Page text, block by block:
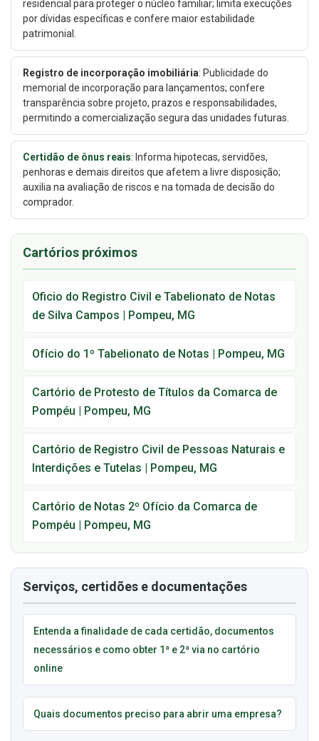
residencial para proteger o núcleo familiar; limita execuções
por dívidas específicas e confere maior estabilidade
patrimonial.
Registro de incorporação imobiliária: Publicidade do
memorial de incorporação para lançamentos; confere
transparência sobre projeto, prazos e responsabilidades,
permitindo a comercialização segura das unidades futuras.
Certidão de ônus reais: Informa hipotecas, servidões,
penhoras e demais direitos que afetem a livre disposição;
auxilia na avaliação de riscos e na tomada de decisão do
comprador.
Cartórios próximos
Oficio do Registro Civil e Tabelionato de Notas
de Silva Campos | Pompeu, MG
Ofício do 1º Tabelionato de Notas | Pompeu, MG
Cartório de Protesto de Títulos da Comarca de
Pompéu | Pompeu, MG
Cartório de Registro Civil de Pessoas Naturais e
Interdições e Tutelas | Pompeu, MG
Cartório de Notas 2º Ofício da Comarca de
Pompéu | Pompeu, MG
Serviços, certidões e documentações
Entenda a finalidade de cada certidão, documentos
necessários e como obter 1ª e 2ª via no cartório
online
Quais documentos preciso para abrir uma empresa?